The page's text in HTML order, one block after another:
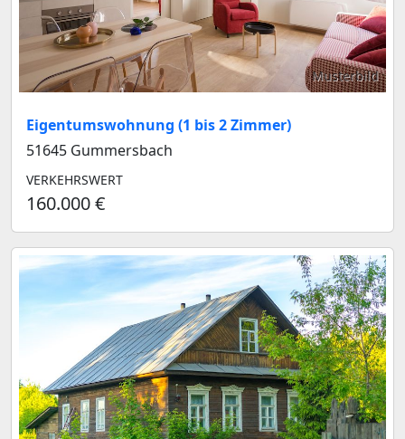
Musterbild
Eigentumswohnung (1 bis 2 Zimmer)
51645 Gummersbach
VERKEHRSWERT
160.000 €